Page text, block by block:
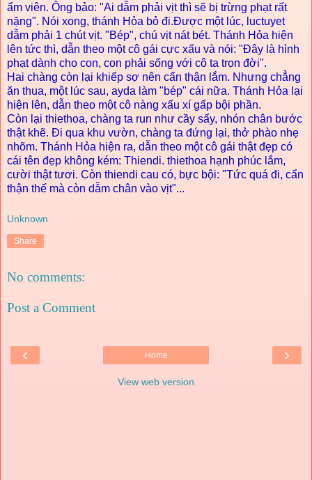
ẩm viên. Ông bảo: "Ai dẫm phải vịt thì sẽ bị trừng phạt rất
nặng". Nói xong, thánh Hỏa bỏ đi.Được một lúc, luctuyet
dẫm phải 1 chút vịt. "Bép", chú vịt nát bét. Thánh Hỏa hiện
lên tức thì, dẫn theo một cô gái cực xấu và nói: "Đây là hình
phạt dành cho con, con phải sống với cô ta trọn đời".
Hai chàng còn lại khiếp sợ nên cẩn thận lắm. Nhưng chẳng
ăn thua, một lúc sau, ayda làm "bép" cái nữa. Thánh Hỏa lại
hiện lên, dẫn theo một cô nàng xấu xí gấp bội phần.
Còn lại thiethoa, chàng ta run như cầy sấy, nhón chân bước
thật khẽ. Đi qua khu vườn, chàng ta đứng lại, thở phào nhẹ
nhõm. Thánh Hỏa hiện ra, dẫn theo một cô gái thật đẹp có
cái tên đẹp không kém: Thiendi. thiethoa hạnh phúc lắm,
cười thật tươi. Còn thiendi cau có, bực bội: "Tức quá đi, cẩn
thận thế mà còn dẫm chân vào vịt"...
Unknown
Share
No comments:
Post a Comment
‹ ›
Home
View web version